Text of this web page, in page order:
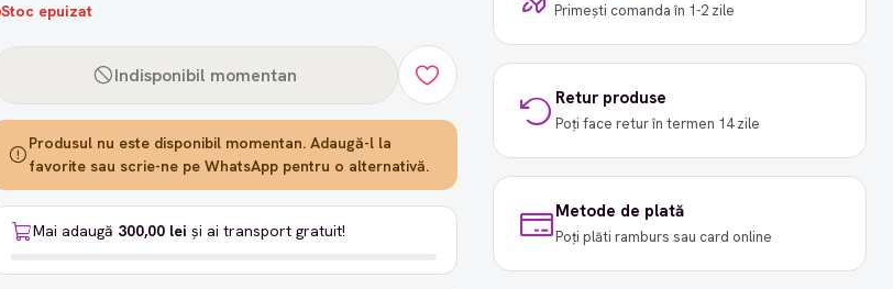
Stoc epuizat
Indisponibil momentan
Produsul nu este disponibil momentan. Adaugă-l la
favorite sau scrie-ne pe WhatsApp pentru o alternativă.
Mai adaugă 300,00 lei și ai transport gratuit!
Primești comanda în 1-2 zile
Retur produse
Poți face retur în termen 14 zile
Metode de plată
Poți plăti ramburs sau card online